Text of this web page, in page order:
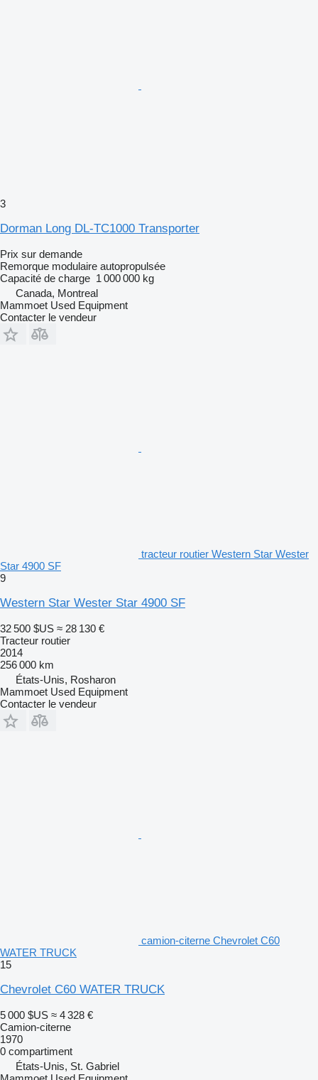
3
Dorman Long DL-TC1000 Transporter
Prix sur demande
Remorque modulaire autopropulsée
Capacité de charge 1 000 000 kg
Canada, Montreal
Mammoet Used Equipment
Contacter le vendeur
tracteur routier Western Star Wester
Star 4900 SF
9
Western Star Wester Star 4900 SF
32 500 $US ≈ 28 130 €
Tracteur routier
2014
256 000 km
États-Unis, Rosharon
Mammoet Used Equipment
Contacter le vendeur
camion-citerne Chevrolet C60
WATER TRUCK
15
Chevrolet C60 WATER TRUCK
5 000 $US ≈ 4 328 €
Camion-citerne
1970
0 compartiment
États-Unis, St. Gabriel